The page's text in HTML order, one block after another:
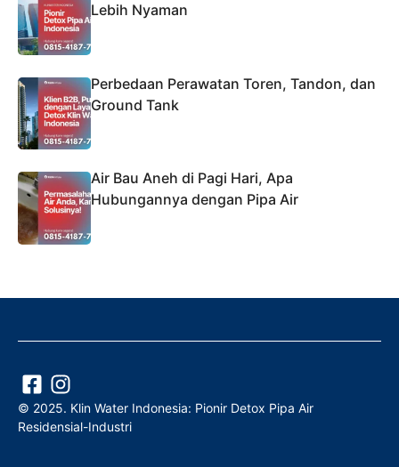
Lebih Nyaman
Perbedaan Perawatan Toren, Tandon, dan
Ground Tank
Air Bau Aneh di Pagi Hari, Apa
Hubungannya dengan Pipa Air
© 2025. Klin Water Indonesia: Pionir Detox Pipa Air
Residensial-Industri